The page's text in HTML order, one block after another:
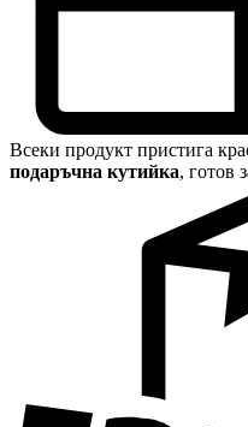
Всеки продукт пристига
подаръчна кутийка, готов